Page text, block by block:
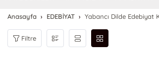
Anasayfa EDEBİYAT Yabancı Dilde Edebiyat
Filtre